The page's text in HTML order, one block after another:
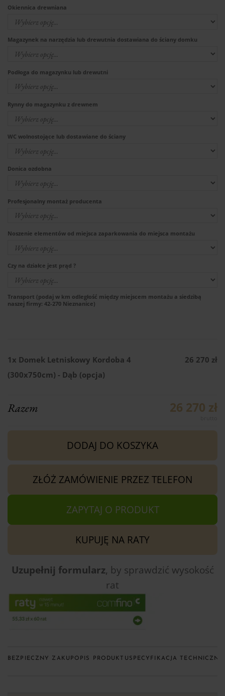
Okiennica drewniana
Magazynek na narzędzia lub drewutnia dostawiana do ściany domku
Podłoga do magazynku lub drewutni
Rynny do magazynku z drewnem
WC wolnostojące lub dostawiane do ściany
Donica ozdobna
Profesjonalny montaż producenta
Noszenie elementów od miejsca zaparkowania do miejsca montażu
Czy na działce jest prąd ?
Transport (podaj w km odległość między miejscem montażu a siedzibą
naszej firmy: 42-270 Nieznanice)
1x Domek Letniskowy Kordoba 4
(300x750cm) - Dąb (opcja)
26 270 zł
Razem 26 270 zł
DODAJ DO KOSZYKA
ZŁÓŻ ZAMÓWIENIE PRZEZ TELEFON
ZAPYTAJ O PRODUKT
KUPUJĘ NA RATY
Uzupełnij formularz, by sprawdzić wysokość
rat
BEZPIECZNY ZAKUP OPIS PRODUKTU SPECYFIKACJA TECHNICZNA